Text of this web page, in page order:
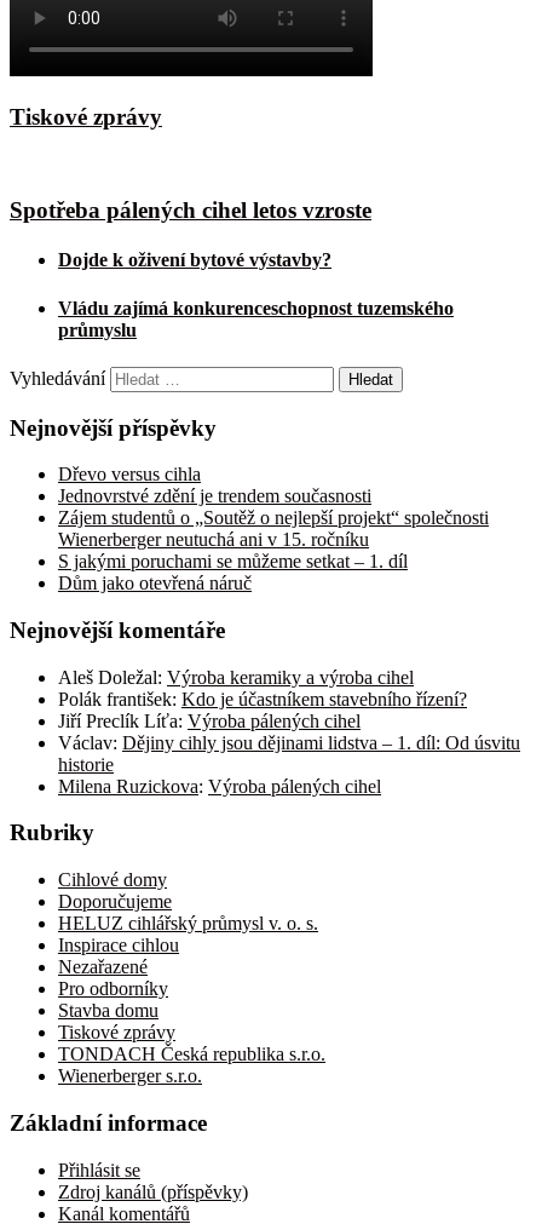
Tiskové zprávy
Spotřeba pálených cihel letos vzroste
Dojde k oživení bytové výstavby?
Vládu zajímá konkurenceschopnost tuzemského
průmyslu
Vyhledávání
Nejnovější příspěvky
Dřevo versus cihla
Jednovrstvé zdění je trendem současnosti
Zájem studentů o „Soutěž o nejlepší projekt“ společnosti
Wienerberger neutuchá ani v 15. ročníku
S jakými poruchami se můžeme setkat – 1. díl
Dům jako otevřená náruč
Nejnovější komentáře
Aleš Doležal: Výroba keramiky a výroba cihel
Polák františek: Kdo je účastníkem stavebního řízení?
Jiří Preclík Líťa: Výroba pálených cihel
Václav: Dějiny cihly jsou dějinami lidstva – 1. díl: Od úsvitu
historie
Milena Ruzickova: Výroba pálených cihel
Rubriky
Cihlové domy
Doporučujeme
HELUZ cihlářský průmysl v. o. s.
Inspirace cihlou
Nezařazené
Pro odborníky
Stavba domu
Tiskové zprávy
TONDACH Česká republika s.r.o.
Wienerberger s.r.o.
Základní informace
Přihlásit se
Zdroj kanálů (příspěvky)
Kanál komentářů